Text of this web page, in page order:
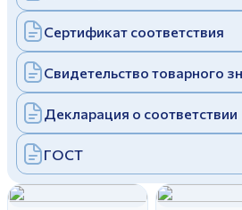
Сертификат соответствия
Свидетельство товарного
Декларация о соответствии
ГОСТ